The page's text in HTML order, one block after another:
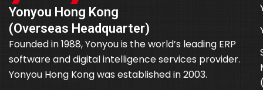
Yonyou Hong Kong
(Overseas Headquarter)
Founded in 1988, Yonyou is the world’s leading ERP
software and digital intelligence services provider.
Yonyou Hong Kong was established in 2003.